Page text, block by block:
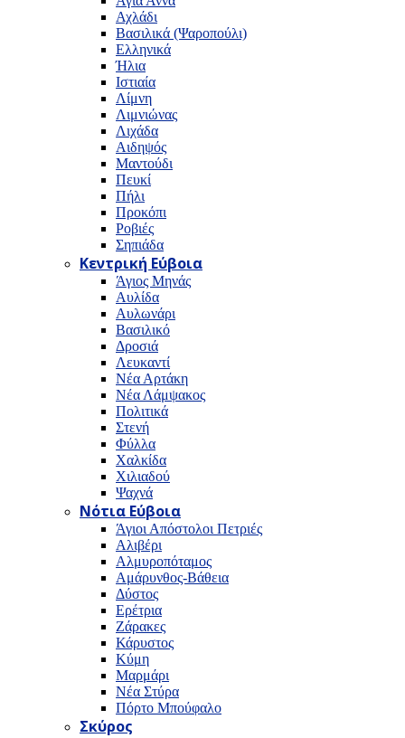
Αχλάδι
Βασιλικά (Ψαροπούλι)
Ελληνικά
Ήλια
Ιστιαία
Λίμνη
Λιμνιώνας
Λιχάδα
Αιδηψός
Μαντούδι
Πευκί
Πήλι
Προκόπι
Ροβιές
Σηπιάδα
Κεντρική Εύβοια
Άγιος Μηνάς
Αυλίδα
Αυλωνάρι
Βασιλικό
Δροσιά
Λευκαντί
Νέα Αρτάκη
Νέα Λάμψακος
Πολιτικά
Στενή
Φύλλα
Χαλκίδα
Χιλιαδού
Ψαχνά
Νότια Εύβοια
Άγιοι Απόστολοι Πετριές
Αλιβέρι
Αλμυροπόταμος
Αμάρυνθος-Βάθεια
Δύστος
Ερέτρια
Ζάρακες
Κάρυστος
Κύμη
Μαρμάρι
Νέα Στύρα
Πόρτο Μπούφαλο
Σκύρος